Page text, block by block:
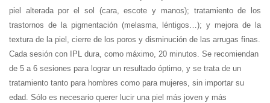
piel alterada por el sol (cara, escote y manos); tratamiento de los
trastornos de la pigmentación (melasma, léntigos…); y mejora de la
textura de la piel, cierre de los poros y disminución de las arrugas finas.
Cada sesión con IPL dura, como máximo, 20 minutos. Se recomiendan
de 5 a 6 sesiones para lograr un resultado óptimo, y se trata de un
tratamiento tanto para hombres como para mujeres, sin importar su
edad. Sólo es necesario querer lucir una piel más joven y más